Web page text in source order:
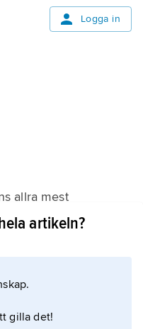
Logga in
allra mest
2010 var det
delstater men har
där den
artikeln?
gilla det!